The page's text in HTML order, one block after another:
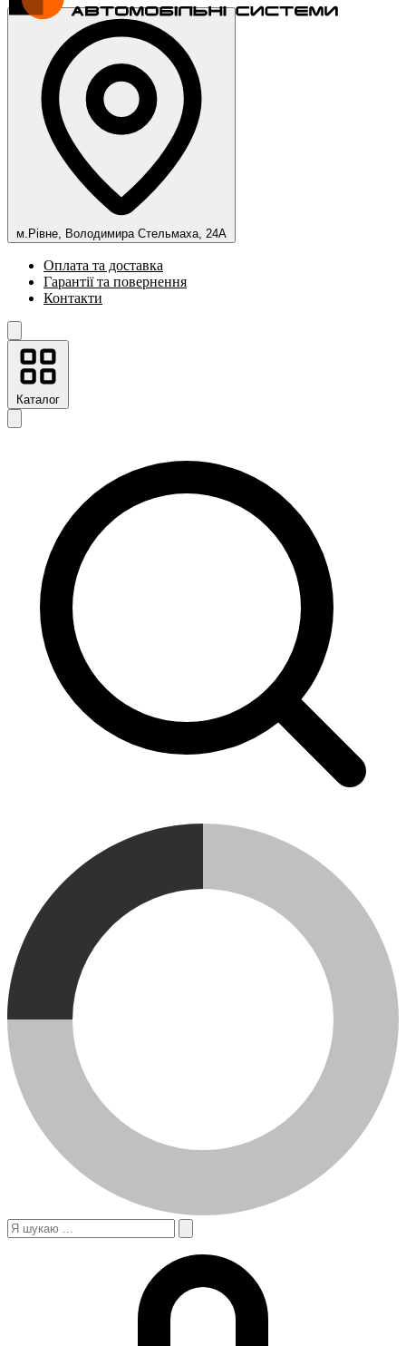
м.Рівне, Володимира Стельмаха, 24А
Оплата та доставка
Гарантії та повернення
Контакти
Каталог